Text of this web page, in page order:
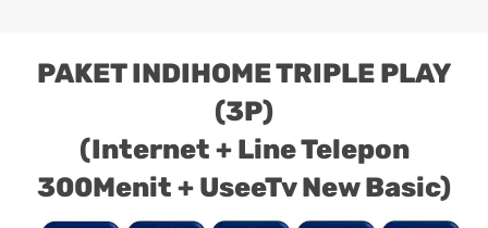
PAKET INDIHOME TRIPLE PLAY
(3P)
(Internet + Line Telepon
300Menit + UseeTv New Basic)